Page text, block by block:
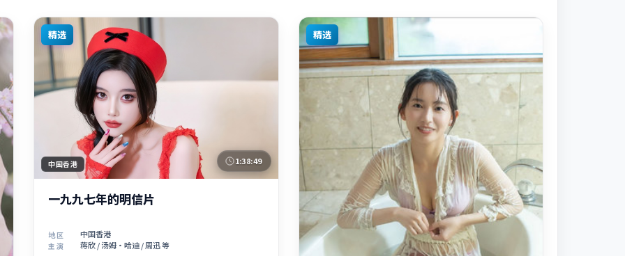
精选
中国香港 1:38:49
一九九七年的明信片
地区 中国香港
主演 蒋欣 / 汤姆·哈迪 / 周迅 等
精选